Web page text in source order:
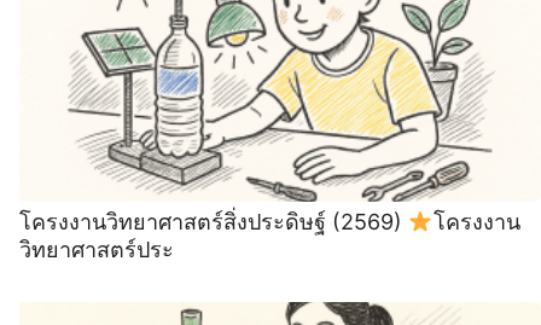
โครงงานวิทยาศาสตร์สิ่งประดิษฐ์ (2569)
โครงงาน
วิทยาศาสตร์ประ